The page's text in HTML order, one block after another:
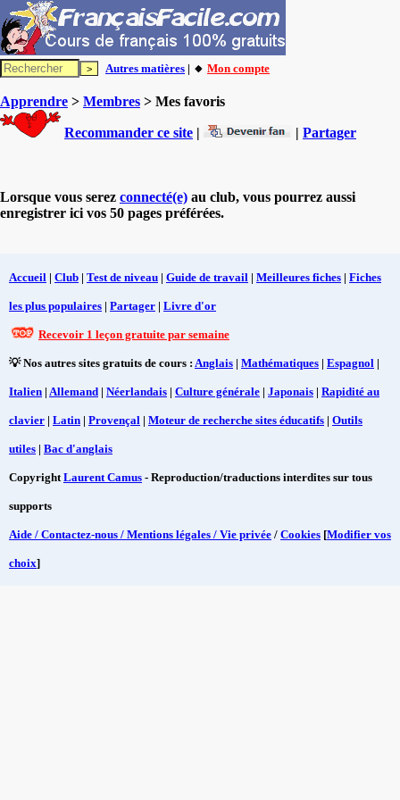
Autres matières | 🔸 Mon compte
Apprendre > Membres > Mes favoris
Recommander ce site | | Partager
Lorsque vous serez connecté(e) au club, vous pourrez aussi
enregistrer ici vos 50 pages préférées.
Accueil | Club | Test de niveau | Guide de travail | Meilleures fiches | Fiches
les plus populaires | Partager | Livre d'or
Recevoir 1 leçon gratuite par semaine
💡 Nos autres sites gratuits de cours : Anglais | Mathématiques | Espagnol |
Italien | Allemand | Néerlandais | Culture générale | Japonais | Rapidité au
clavier | Latin | Provençal | Moteur de recherche sites éducatifs | Outils
utiles | Bac d'anglais
CopyrightLaurent Camus - Reproduction/traductions interdites sur tous
supports
Aide / Contactez-nous / Mentions légales / Vie privée / Cookies [Modifier vos
choix]